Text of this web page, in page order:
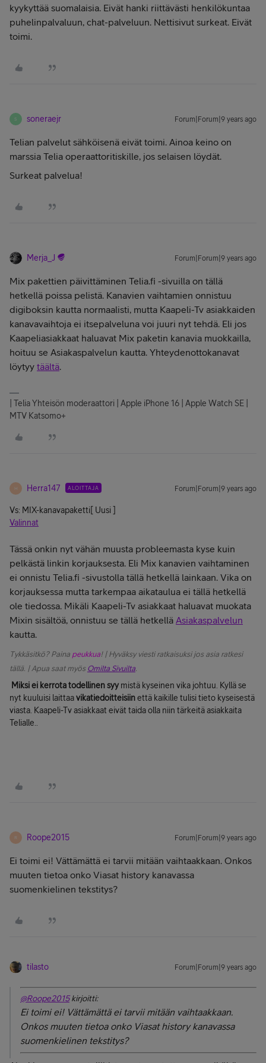
kyykyttää suomalaisia. Eivät hanki riittävästi henkilökuntaa
puhelinpalvaluun, chat-palveluun. Nettisivut surkeat. Eivät
toimi.
S soneraejr Forum|Forum|9 years ago
Telian palvelut sähköisenä eivät toimi. Ainoa keino on
marssia Telia operaattoritiskille, jos selaisen löydät.
Surkeat palvelua!
Merja_J Forum|Forum|9 years ago
Mix pakettien päivittäminen Telia.fi -sivuilla on tällä
hetkellä poissa pelistä. Kanavien vaihtamien onnistuu
digiboksin kautta normaalisti, mutta Kaapeli-Tv asiakkaiden
kanavavaihtoja ei itsepalveluna voi juuri nyt tehdä. Eli jos
Kaapeliasiakkaat haluavat Mix paketin kanavia muokkailla,
hoituu se Asiakaspalvelun kautta. Yhteydenottokanavat
löytyy täältä.
| Telia Yhteisön moderaattori | Apple iPhone 16 | Apple Watch SE |
MTV Katsomo+
H Herra147 ALOITTAJA Forum|Forum|9 years ago
Vs: MIX-kanavapaketti [ Uusi ]
Valinnat
Tässä onkin nyt vähän muusta probleemasta kyse kuin
pelkästä linkin korjauksesta. Eli Mix kanavien vaihtaminen
ei onnistu Telia.fi -sivustolla tällä hetkellä lainkaan. Vika on
korjauksessa mutta tarkempaa aikataulua ei tällä hetkellä
ole tiedossa. Mikäli Kaapeli-Tv asiakkaat haluavat muokata
Mixin sisältöä, onnistuu se tällä hetkellä Asiakaspalvelun
kautta.
Tykkäsitkö? Paina peukkua! | Hyväksy viesti ratkaisuksi jos asia ratkesi
tällä. | Apua saat myös Omilta Sivuilta
Miksi ei kerrota todellinen syy mistä kyseinen vika johtuu. Kyllä se
nyt kuuluisi laittaavikatiedoitteisiinettä kaikille tulisi tieto kyseisestä
viasta. Kaapeli-Tv asiakkaat eivät taida olla niin tärkeitä asiakkaita
Telialle..
R Roope2015 Forum|Forum|9 years ago
Ei toimi ei! Vättämättä ei tarvii mitään vaihtaakkaan. Onkos
muuten tietoa onko Viasat history kanavassa
suomenkielinen tekstitys?
tilasto Forum|Forum|9 years ago
@Roope2015kirjoitti:
Ei toimi ei! Vättämättä ei tarvii mitään vaihtaakkaan.
Onkos muuten tietoa onko Viasat history kanavassa
suomenkielinen tekstitys?